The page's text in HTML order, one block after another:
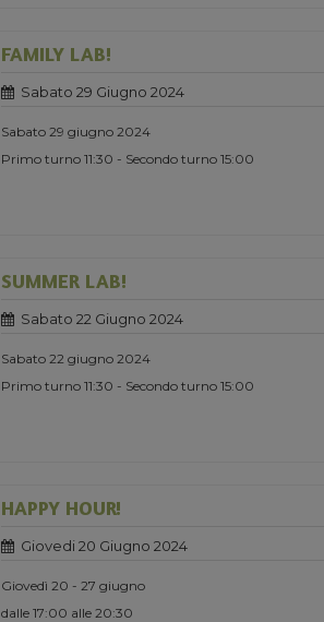
FAMILY LAB!
Sabato 29 Giugno 2024
Sabato 29 giugno 2024
Primo turno 11:30 - Secondo turno 15:00
SUMMER LAB!
Sabato 22 Giugno 2024
Sabato 22 giugno 2024
Primo turno 11:30 - Secondo turno 15:00
HAPPY HOUR!
Giovedi 20 Giugno 2024
Giovedì 20 - 27 giugno
dalle 17:00 alle 20:30